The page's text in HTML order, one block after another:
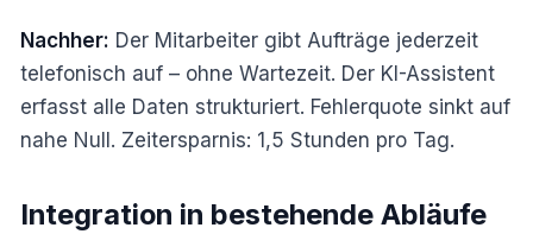
Nachher: Der Mitarbeiter gibt Aufträge jederzeit
telefonisch auf – ohne Wartezeit. Der KI-Assistent
erfasst alle Daten strukturiert. Fehlerquote sinkt auf
nahe Null. Zeitersparnis: 1,5 Stunden pro Tag.
Integration in bestehende Abläufe